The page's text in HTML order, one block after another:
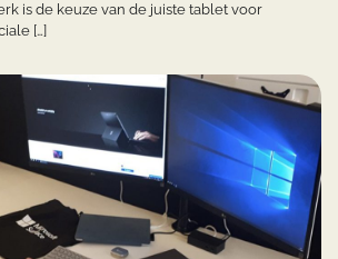
is de keuze van de juiste tablet voor
[…]